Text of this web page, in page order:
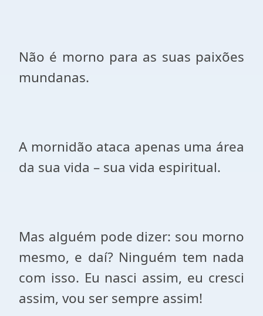
Não é morno para as suas paixões
mundanas.
A mornidão ataca apenas uma área
da sua vida – sua vida espiritual.
Mas alguém pode dizer: sou morno
mesmo, e daí? Ninguém tem nada
com isso. Eu nasci assim, eu cresci
assim, vou ser sempre assim!